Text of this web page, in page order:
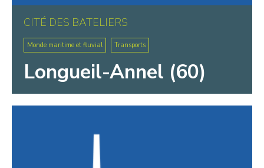
CITÉ DES BATELIERS
Monde maritime et fluvial Transports
Longueil-Annel (60)